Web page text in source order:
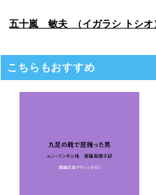
五十嵐 敏夫 （イガラシ トシオ
こちらもおすすめ